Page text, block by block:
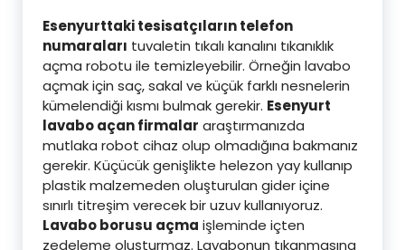
Esenyurttaki tesisatçıların telefon
numaraları tuvaletin tıkalı kanalını tıkanıklık
açma robotu ile temizleyebilir. Örneğin lavabo
açmak için saç, sakal ve küçük farklı nesnelerin
kümelendiği kısmı bulmak gerekir. Esenyurt
lavabo açan firmalar araştırmanızda
mutlaka robot cihaz olup olmadığına bakmanız
gerekir. Küçücük genişlikte helezon yay kullanıp
plastik malzemeden oluşturulan gider içine
sınırlı titreşim verecek bir uzuv kullanıyoruz.
Lavabo borusu açma işleminde içten
zedeleme oluşturmaz. Lavabonun tıkanmasına